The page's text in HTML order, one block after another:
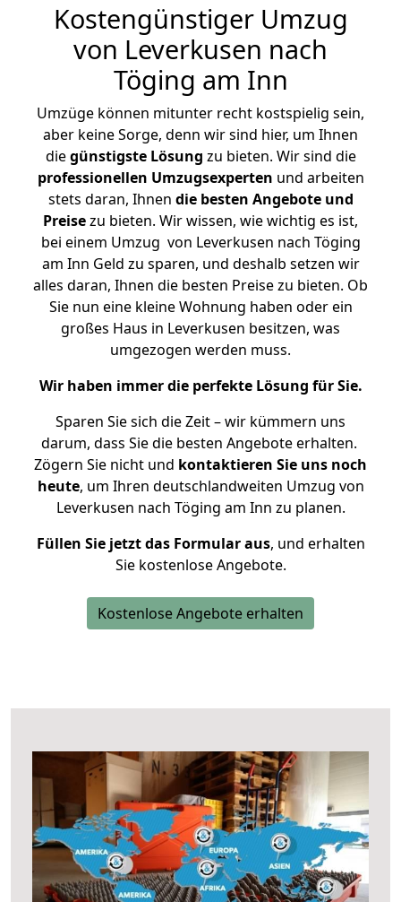
Kostengünstiger Umzug
von Leverkusen nach
Töging am Inn
Umzüge können mitunter recht kostspielig sein,
aber keine Sorge, denn wir sind hier, um Ihnen
diegünstigste Lösung zu bieten. Wir sind die
professionellen Umzugsexperten und arbeiten
stets daran, Ihnen die besten Angebote und
Preisezu bieten. Wir wissen, wie wichtig es ist,
bei einem Umzug von Leverkusen nach Töging
am Inn Geld zu sparen, und deshalb setzen wir
alles daran, Ihnen die besten Preise zu bieten. Ob
Sie nun eine kleine Wohnung haben oder ein
großes Haus in Leverkusen besitzen, was
umgezogen werden muss.
Wir haben immer die perfekte Lösung für Sie.
Sparen Sie sich die Zeit – wir kümmern uns
darum, dass Sie die besten Angebote erhalten.
Zögern Sie nicht und kontaktieren Sie uns noch
heute, um Ihren deutschlandweiten Umzug von
Leverkusen nach Töging am Inn zu planen.
Füllen Sie jetzt das Formular aus, und erhalten
Sie kostenlose Angebote.
Kostenlose Angebote erhalten